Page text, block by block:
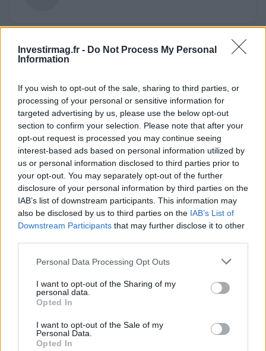
Investirmag.fr - Do Not Process My Personal
Information
If you wish to opt-out of the sale, sharing to third parties, or
processing of your personal or sensitive information for
targeted advertising by us, please use the below opt-out
section to confirm your selection. Please note that after your
opt-out request is processed you may continue seeing
interest-based ads based on personal information utilized by
us or personal information disclosed to third parties prior to
your opt-out. You may separately opt-out of the further
disclosure of your personal information by third parties on the
IAB’s list of downstream participants. This information may
also be disclosed by us to third parties on the IAB’s List of
Downstream Participants that may further disclose it to other
Please note that this website/app uses one or more Google
not limited to your visit or usage behaviour. You may click to
grant or deny consent to Google and its third-party tags to
use your data for below specified purposes in below Google
consent section.
Personal Data Processing Opt Outs
I want to opt-out of the Sharing of my
personal data.
Opted In
I want to opt-out of the Sale of my
Personal Data.
Opted In
Continuez la lecture
NEWS